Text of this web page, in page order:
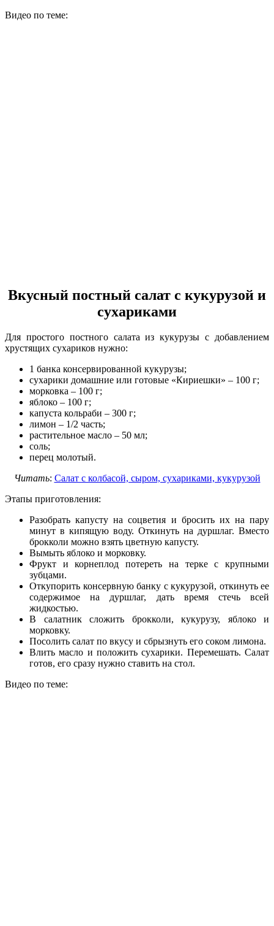
Видео по теме:
Вкусный постный салат с кукурузой и
сухариками
Для простого постного салата из кукурузы с добавлением
хрустящих сухариков нужно:
1 банка консервированной кукурузы;
сухарики домашние или готовые «Кириешки» – 100 г;
морковка – 100 г;
яблоко – 100 г;
капуста кольраби – 300 г;
лимон – 1/2 часть;
растительное масло – 50 мл;
соль;
перец молотый.
Читать: Салат с колбасой, сыром, сухариками, кукурузой
Этапы приготовления:
Разобрать капусту на соцветия и бросить их на пару
минут в кипящую воду. Откинуть на дуршлаг. Вместо
брокколи можно взять цветную капусту.
Вымыть яблоко и морковку.
Фрукт и корнеплод потереть на терке с крупными
зубцами.
Откупорить консервную банку с кукурузой, откинуть ее
содержимое на дуршлаг, дать время стечь всей
жидкостью.
В салатник сложить брокколи, кукурузу, яблоко и
морковку.
Посолить салат по вкусу и сбрызнуть его соком лимона.
Влить масло и положить сухарики. Перемешать. Салат
готов, его сразу нужно ставить на стол.
Видео по теме: